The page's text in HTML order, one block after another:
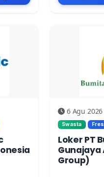
6 Agu 2026
Swasta
Loker PT
Gunajaya
Group)